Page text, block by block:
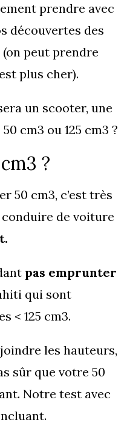
prendre avec
découvertes des
peut prendre
plus cher).
un scooter, une
cm3 ou 125 cm3 ?
?
50 cm3, c’est très
de voiture
pas emprunter
qui sont
< 125 cm3.
les hauteurs,
sûr que votre 50
Notre test avec